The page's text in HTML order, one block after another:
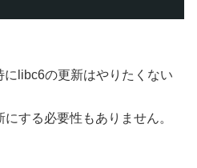
libc6の更新はやりたくない
する必要性もありません。